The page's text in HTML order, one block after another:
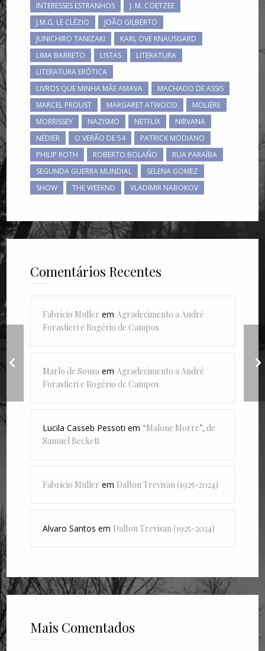
Texto de 2003 sobre
Maria Rita
INTERESSES ESTRANHOS
J. M. COETZEE
J.M.G. LE CLÉZIO
JOÃO GILBERTO
JUNICHIRO TANIZAKI
KARL OVE KNAUSGARD
LIMA BARRETO
LISTAS
LITERATURA
LITERATURA ERÓTICA
LIVROS QUE MINHA MÃE AMAVA
MACHADO DE ASSIS
MARCEL PROUST
MARGARET ATWOOD
MOLIÈRE
MORRISSEY
NAZISMO NETFLIX
NIRVANA
NÉDIER
O VERÃO DE 54
PATRICK MODIANO
PHILIP ROTH
ROBERTO BOLAÑO
RUA PARAÍBA
SEGUNDA GUERRA MUNDIAL
SELENA GOMEZ
SHOW
THE WEEKND VLADIMIR NABOKOV
Comentários Recentes
Fabricio Muller emAgradecimento a André
Forastieri e Rogério de Campos
Marlo de Sousa emAgradecimento a André
Forastieri e Rogério de Campos
Lucila Casseb Pessoti em “Malone Morre”, de
Samuel Beckett
Fabricio Muller em Dalton Trevisan (1925-2024)
Alvaro Santos em Dalton Trevisan (1925-2024)
Mais Comentados